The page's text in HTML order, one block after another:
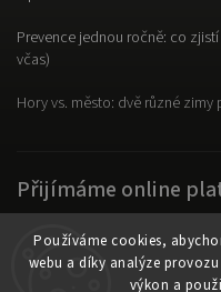
Používáme cookies,
webu a díky analýze
výkon a
Prevence jednou ročně: co
včas)
Hory vs. město: dvě různé zimy
Přijímáme online